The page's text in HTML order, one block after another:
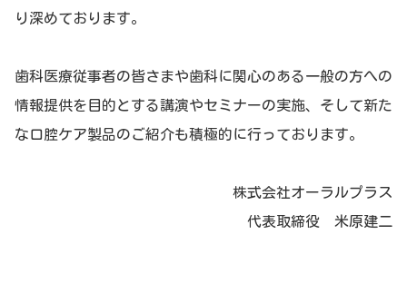
り深めております。
歯科医療従事者の皆さまや歯科に関心のある一般の方への
情報提供を目的とする講演やセミナーの実施、そして新た
な口腔ケア製品のご紹介も積極的に行っております。
株式会社オーラルプラス
代表取締役 米原建二